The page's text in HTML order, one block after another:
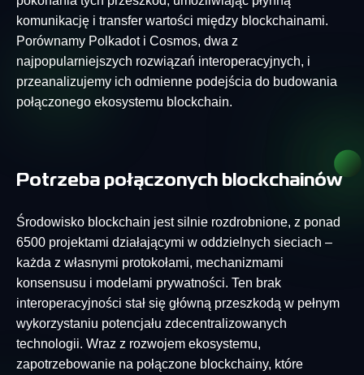
komunikację i transfer wartości między blockchainami.
Porównamy Polkadot i Cosmos, dwa z
najpopularniejszych rozwiązań interoperacyjnych, i
przeanalizujemy ich odmienne podejścia do budowania
połączonego ekosystemu blockchain.
Potrzeba połączonych blockchainów
Środowisko blockchain jest silnie rozdrobnione, z ponad
6500 projektami działającymi w oddzielnych sieciach –
każda z własnymi protokołami, mechanizmami
konsensusu i modelami prywatności. Ten brak
interoperacyjności stał się główną przeszkodą w pełnym
wykorzystaniu potencjału zdecentralizowanych
technologii. Wraz z rozwojem ekosystemu,
zapotrzebowanie na połączone blockchainy, które